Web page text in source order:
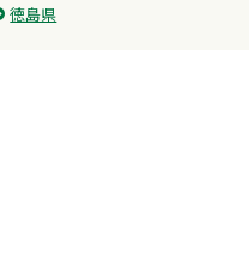
徳島県